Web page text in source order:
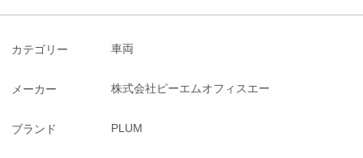
カテゴリー 車両
メーカー 株式会社ピーエムオフィスエー
ブランド PLUM